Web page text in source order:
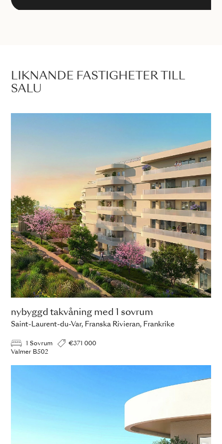
LIKNANDE FASTIGHETER TILL
SALU
nybyggd takvåning med 1 sovrum
Saint-Laurent-du-Var, Franska Rivieran, Frankrike
1 Sovrum
€371 000
Valmer B502